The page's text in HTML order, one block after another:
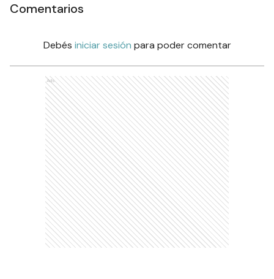
Comentarios
Debés iniciar sesión para poder comentar
Ads